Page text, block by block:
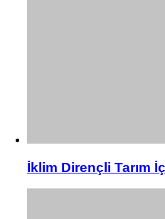
İklim Dirençli Tarım